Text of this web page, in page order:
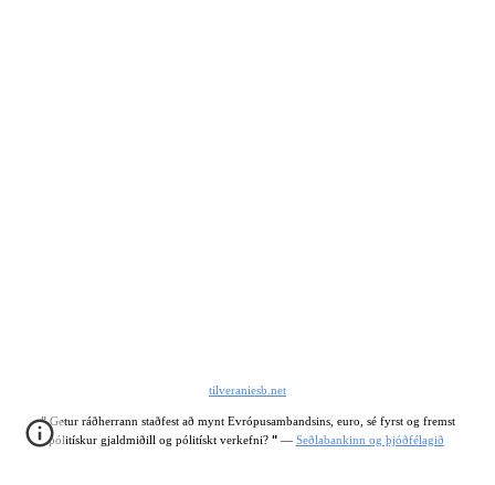
tilveraniesb.net
" Getur ráðherrann staðfest að mynt Evrópusambandsins, euro, sé fyrst og fremst
pólitískur gjaldmiðill og pólitískt verkefni? " — Seðlabankinn og þjóðfélagið